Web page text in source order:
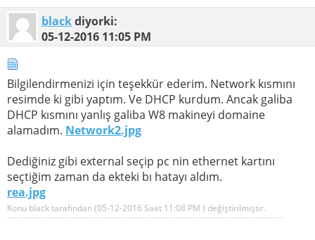
blackdiyorki:
05-12-2016 11:05 PM
Bilgilendirmenizi için teşekkür ederim. Network kısmını
resimde ki gibi yaptım. Ve DHCP kurdum. Ancak galiba
DHCP kısmını yanlış galiba W8 makineyi domaine
alamadım. Network2.jpg
Dediğiniz gibi external seçip pc nin ethernet kartını
seçtiğim zaman da ekteki bı hatayı aldım.
rea.jpg
Konu black tarafından (05-12-2016 Saat 11:08 PM ) değiştirilmiştir.